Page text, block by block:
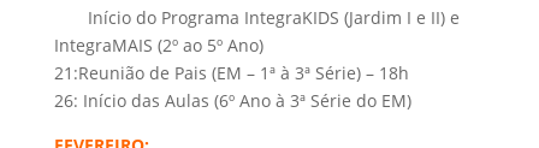
Início do Programa IntegraKIDS (Jardim I e II) e
IntegraMAIS (2º ao 5º Ano)
21:Reunião de Pais (EM – 1ª à 3ª Série) – 18h
26: Início das Aulas (6º Ano à 3ª Série do EM)